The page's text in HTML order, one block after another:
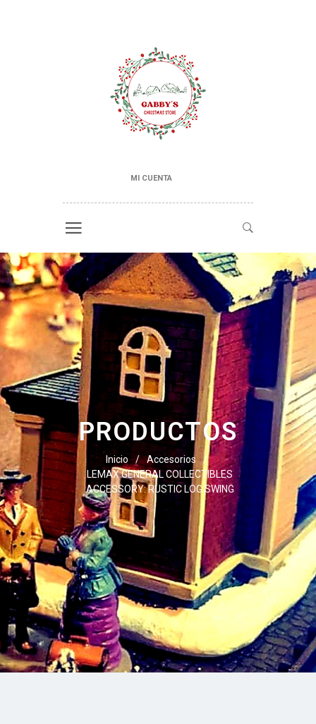
MI CUENTA
PRODUCTOS
Inicio / Accesorios
/
LEMAX GENERAL COLLECTIBLES
ACCESSORY: RUSTIC LOG SWING